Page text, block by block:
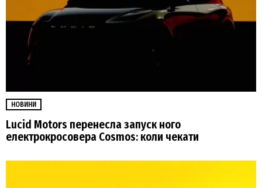
НОВИНИ
Lucid Motors перенесла запуск ного
електрокросовера Cosmos: коли чекати